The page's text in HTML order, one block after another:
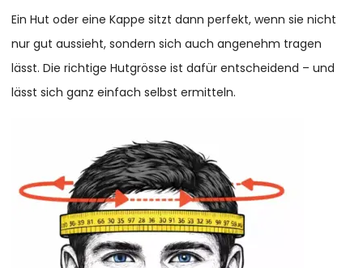
Ein Hut oder eine Kappe sitzt dann perfekt, wenn sie nicht
nur gut aussieht, sondern sich auch angenehm tragen
lässt. Die richtige Hutgrösse ist dafür entscheidend – und
lässt sich ganz einfach selbst ermitteln.